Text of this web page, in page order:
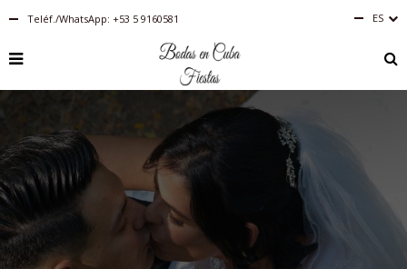
Teléf./WhatsApp: +53 5 9160581 ES
RU